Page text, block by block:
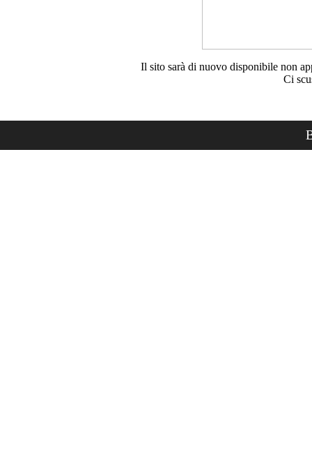
Il sito sarà di nuovo disponibile non
Ci